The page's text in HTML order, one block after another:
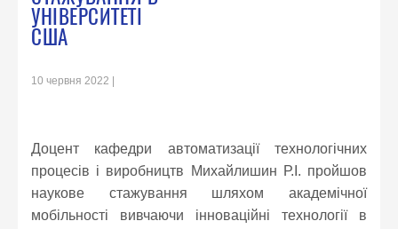
УНІВЕРСИТЕТІ
США
10 червня 2022
Доцент кафедри автоматизації технологічних
процесів і виробництв Михайлишин Р.І. пройшов
наукове стажування шляхом академічної
мобільності вивчаючи інноваційні технології в